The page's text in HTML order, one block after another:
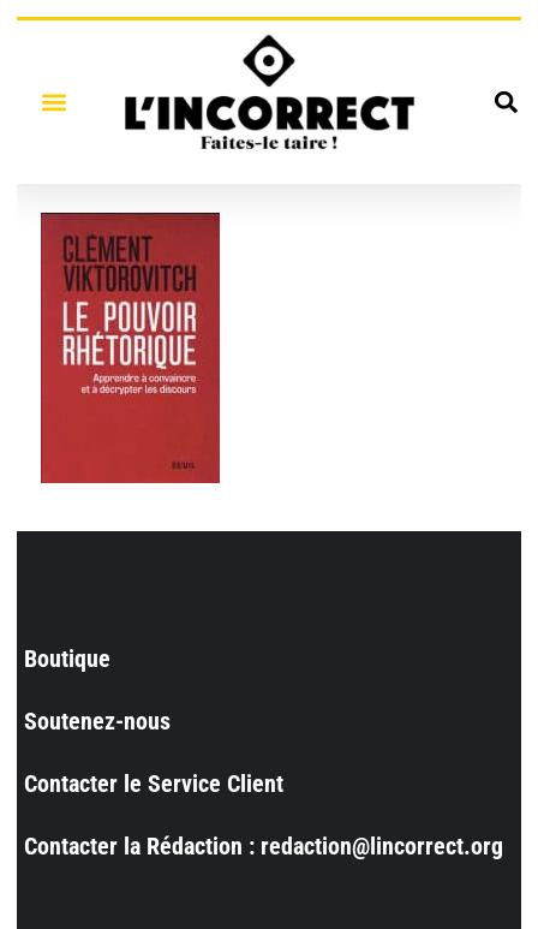
Boutique
Soutenez-nous
Contacter le Service Client
Contacter la Rédaction : redaction@lincorrect.org